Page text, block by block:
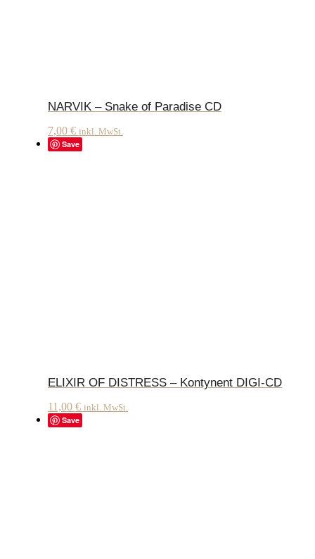
NARVIK – Snake of Paradise CD
7,00 € inkl. MwSt.
Save
ELIXIR OF DISTRESS – Kontynent DIGI-CD
11,00 € inkl. MwSt.
Save